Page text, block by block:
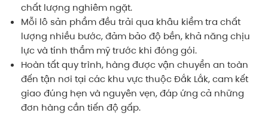
chất lượng nghiêm ngặt.
Mỗi lô sản phẩm đều trải qua khâu kiểm tra chất
lượng nhiều bước, đảm bảo độ bền, khả năng chịu
lực và tính thẩm mỹ trước khi đóng gói.
Hoàn tất quy trình, hàng được vận chuyển an toàn
đến tận nơi tại các khu vực thuộc Đắk Lắk, cam kết
giao đúng hẹn và nguyên vẹn, đáp ứng cả những
đơn hàng cần tiến độ gấp.